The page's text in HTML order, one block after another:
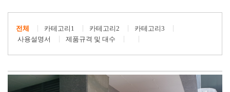
전체 카테고리1 카테고리2
카테고리3
사용설명서
제품규격 및 대수